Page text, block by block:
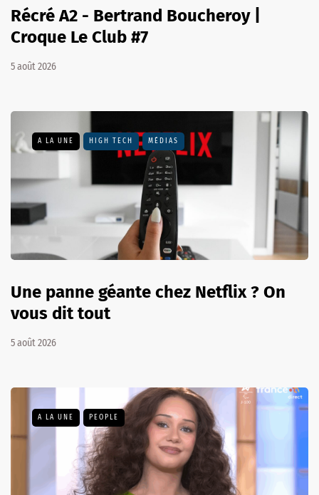
Récré A2 - Bertrand Boucheroy |
Croque Le Club #7
5 août 2026
A LA UNE HIGH TECH MÉDIAS
Une panne géante chez Netflix ? On
vous dit tout
5 août 2026
A LA UNE PEOPLE